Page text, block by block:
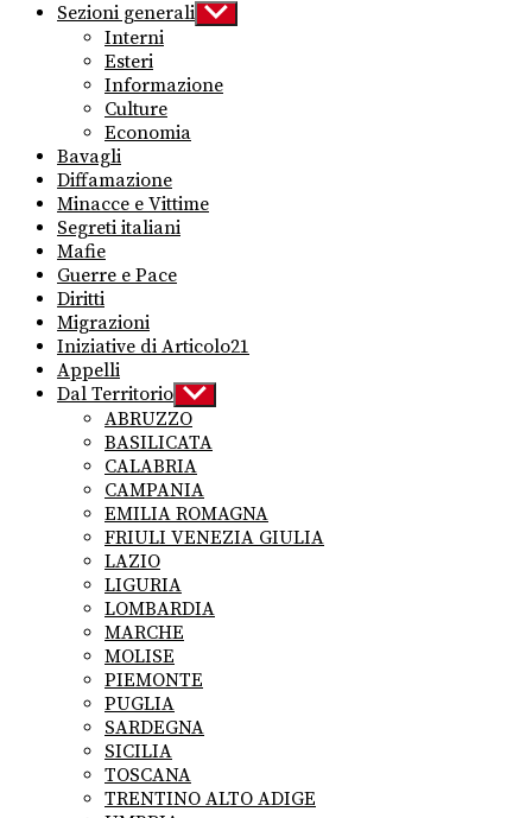
Sezioni generali Show
sub
Interni
Esteri
Informazione
Culture
Economia
Bavagli
Diffamazione
Minacce e Vittime
Segreti italiani
Mafie
Guerre e Pace
Diritti
Migrazioni
Iniziative di Articolo21
Appelli
Dal Territorio Show
sub
menu
ABRUZZO
BASILICATA
CALABRIA
CAMPANIA
EMILIA ROMAGNA
FRIULI VENEZIA GIULIA
LAZIO
LIGURIA
LOMBARDIA
MARCHE
MOLISE
PIEMONTE
PUGLIA
SARDEGNA
SICILIA
TOSCANA
TRENTINO ALTO ADIGE